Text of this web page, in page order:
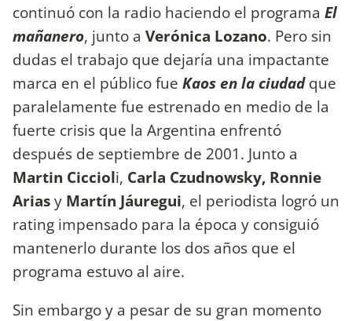
continuó con la radio haciendo el programa El
mañanero, junto a Verónica Lozano. Pero sin
dudas el trabajo que dejaría una impactante
marca en el público fue Kaos en la ciudad que
paralelamente fue estrenado en medio de la
fuerte crisis que la Argentina enfrentó
después de septiembre de 2001. Junto a
Martin Ciccioli, Carla Czudnowsky, Ronnie
Ariasy Martín Jáuregui, el periodista logró un
rating impensado para la época y consiguió
mantenerlo durante los dos años que el
programa estuvo al aire.
Sin embargo y a pesar de su gran momento